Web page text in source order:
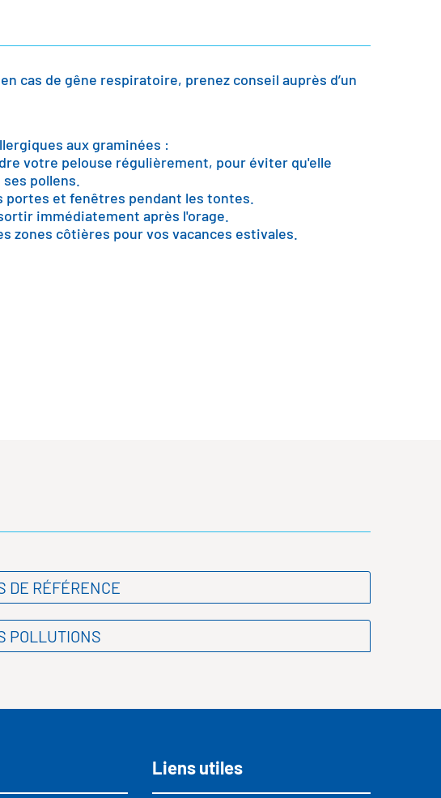
cas de gêne respiratoire, prenez conseil auprès d’un
aux graminées :
votre pelouse régulièrement, pour éviter qu'elle
pollens.
portes et fenêtres pendant les tontes.
immédiatement après l'orage.
zones côtières pour vos vacances estivales.
DE RÉFÉRENCE
POLLUTIONS
Liens utiles